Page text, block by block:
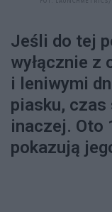
Jeśli do tej
wyłącznie z
i leniwymi
piasku,
inaczej. Oto
pokazują